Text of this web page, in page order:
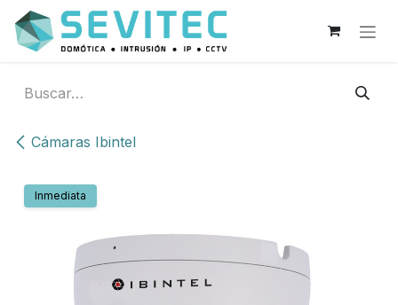
Ir al contenido
Cámaras Ibintel
Inmediata